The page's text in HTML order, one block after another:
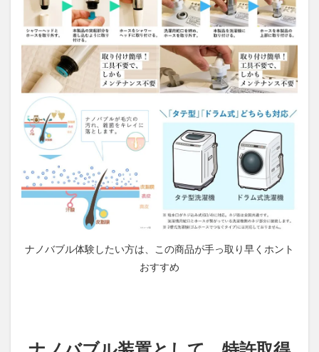
ナノバブル体験したい方は、この商品が手っ取り早くホント
おすすめ